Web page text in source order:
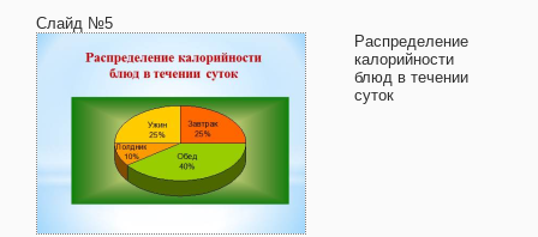
Слайд №5
Распределение
калорийности
блюд в течении
суток